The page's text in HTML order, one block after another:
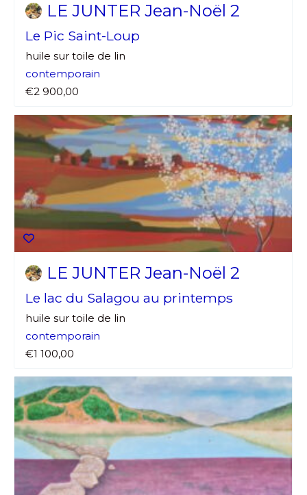
LE JUNTER Jean-Noël 2
Le Pic Saint-Loup
huile sur toile de lin
contemporain
€2 900,00
LE JUNTER Jean-Noël 2
Le lac du Salagou au printemps
huile sur toile de lin
contemporain
€1 100,00